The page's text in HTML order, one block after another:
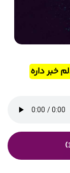
خبر داره